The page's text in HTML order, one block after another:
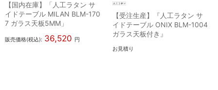
【国内在庫】「人工ラタン サ
イドテーブル MILAN BLM-170
7 ガラス天板5MM」
販売価格(税込): 36,520 円
【受注生産】『人工ラタン サ
イドテーブル ONIX BLM-1004
ガラス天板付き』
お見積り